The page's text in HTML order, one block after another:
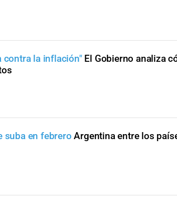
contra la inflación" El Gobierno analiza
suba en febrero Argentina entre los